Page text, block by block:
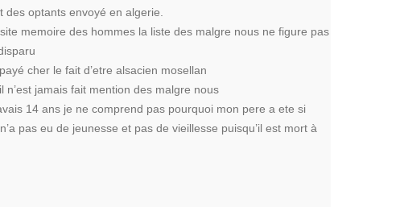
optants envoyé en algerie.
memoire des hommes la liste des malgre nous ne figure pas
cher le fait d’etre alsacien mosellan
n’est jamais fait mention des malgre nous
14 ans je ne comprend pas pourquoi mon pere a ete si
pas eu de jeunesse et pas de vieillesse puisqu’il est mort à